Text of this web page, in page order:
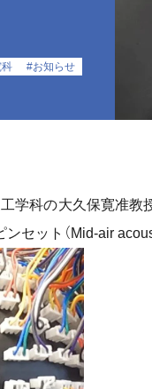
#お知らせ
学科の大久保寛准教
セット（Mid-air